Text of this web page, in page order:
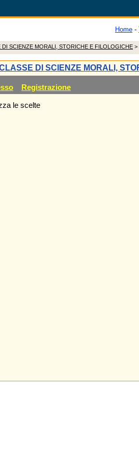
Home -
DI SCIENZE MORALI, STORICHE E FILOLOGICHE >
DI SCIENZE MORALI,
Registrazione
le scelte